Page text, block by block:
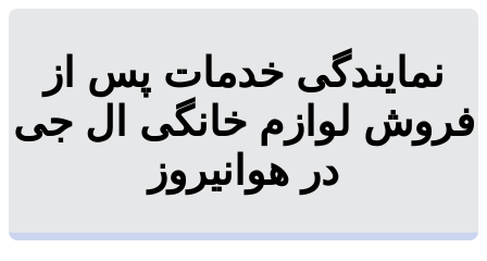
نمایندگی خدمات پس از
فروش لوازم خانگی ال جی
در هوانیروز